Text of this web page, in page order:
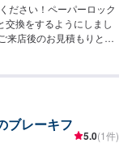
ださい！ペーパーロック
換をするようにしまし
来店後のお見積もりとな
ブレーキフ
5.0(1件)